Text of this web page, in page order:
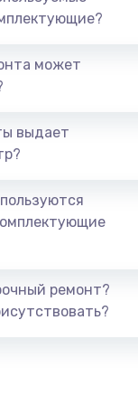
1440 руб.
южного моста
батарейки BIOS
Заказать
может
выдает
ремонт?